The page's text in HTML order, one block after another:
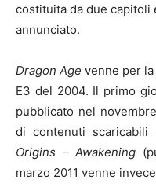
costituita da due capitoli
annunciato.
Dragon Age venne per la
E3 del 2004. Il primo
pubblicato nel
di contenuti scaricabili
Origins – Awakening
marzo 2011 venne